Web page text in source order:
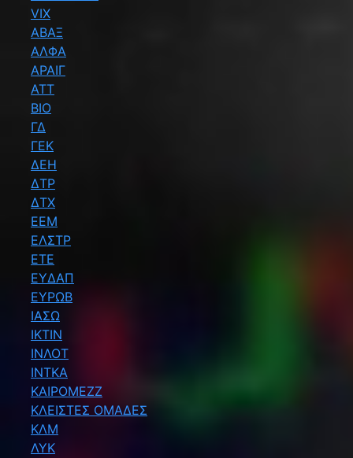
VIX
ΑΒΑΞ
ΑΛΦΑ
ΑΡΑΙΓ
ΑΤΤ
ΒΙΟ
ΓΔ
ΓΕΚ
ΔΕΗ
ΔΤΡ
ΔΤΧ
ΕΕΜ
ΕΛΣΤΡ
ΕΤΕ
ΕΥΔΑΠ
ΕΥΡΩΒ
ΙΑΣΩ
ΙΚΤΙΝ
ΙΝΛΟΤ
ΙΝΤΚΑ
ΚΑΙΡΟΜΕΖΖ
ΚΛΕΙΣΤΕΣ ΟΜΑΔΕΣ
ΚΛΜ
ΛΥΚ